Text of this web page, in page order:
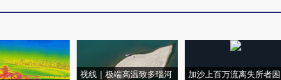
视线｜极端高温致多瑙河
加沙上百万流离失所者困